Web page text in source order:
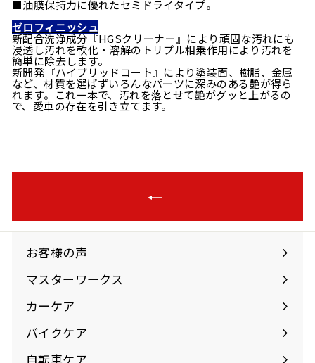
■油膜保持力に優れたセミドライタイプ。
ゼロフィニッシュ
新配合洗浄成分『HGSクリーナー』により頑固な汚れにも
浸透し汚れを軟化・溶解のトリプル相乗作用により汚れを
簡単に除去します。
新開発『ハイブリッドコート』により塗装面、樹脂、金属
など、材質を選ばずいろんなパーツに深みのある艶が得ら
れます。これ一本で、汚れを落とせて艶がグッと上がるの
で、愛車の存在を引き立てます。
お客様の声
マスターワークス
カーケア
バイクケア
自転車ケア